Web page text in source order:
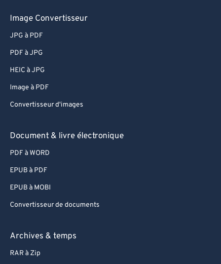
Image Convertisseur
JPG à PDF
PDF à JPG
HEIC à JPG
Image à PDF
Convertisseur d'images
Document & livre électronique
PDF à WORD
EPUB à PDF
EPUB à MOBI
Convertisseur de documents
Archives & temps
RAR à Zip